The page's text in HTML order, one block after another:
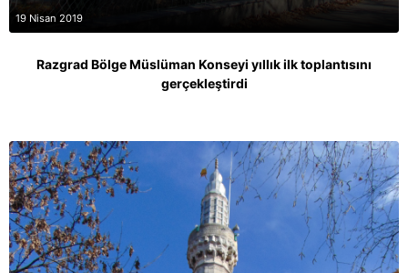
19 Nisan 2019
Razgrad Bölge Müslüman Konseyi yıllık ilk toplantısını
gerçekleştirdi